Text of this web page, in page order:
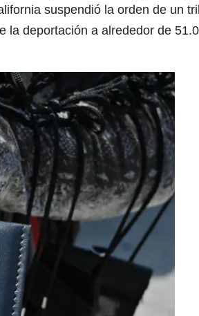
suspendió la orden de un
la deportación a alrededor de